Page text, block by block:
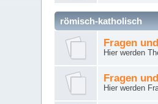
römisch-katholisch
Fragen
Hier werden
Fragen
Hier werden